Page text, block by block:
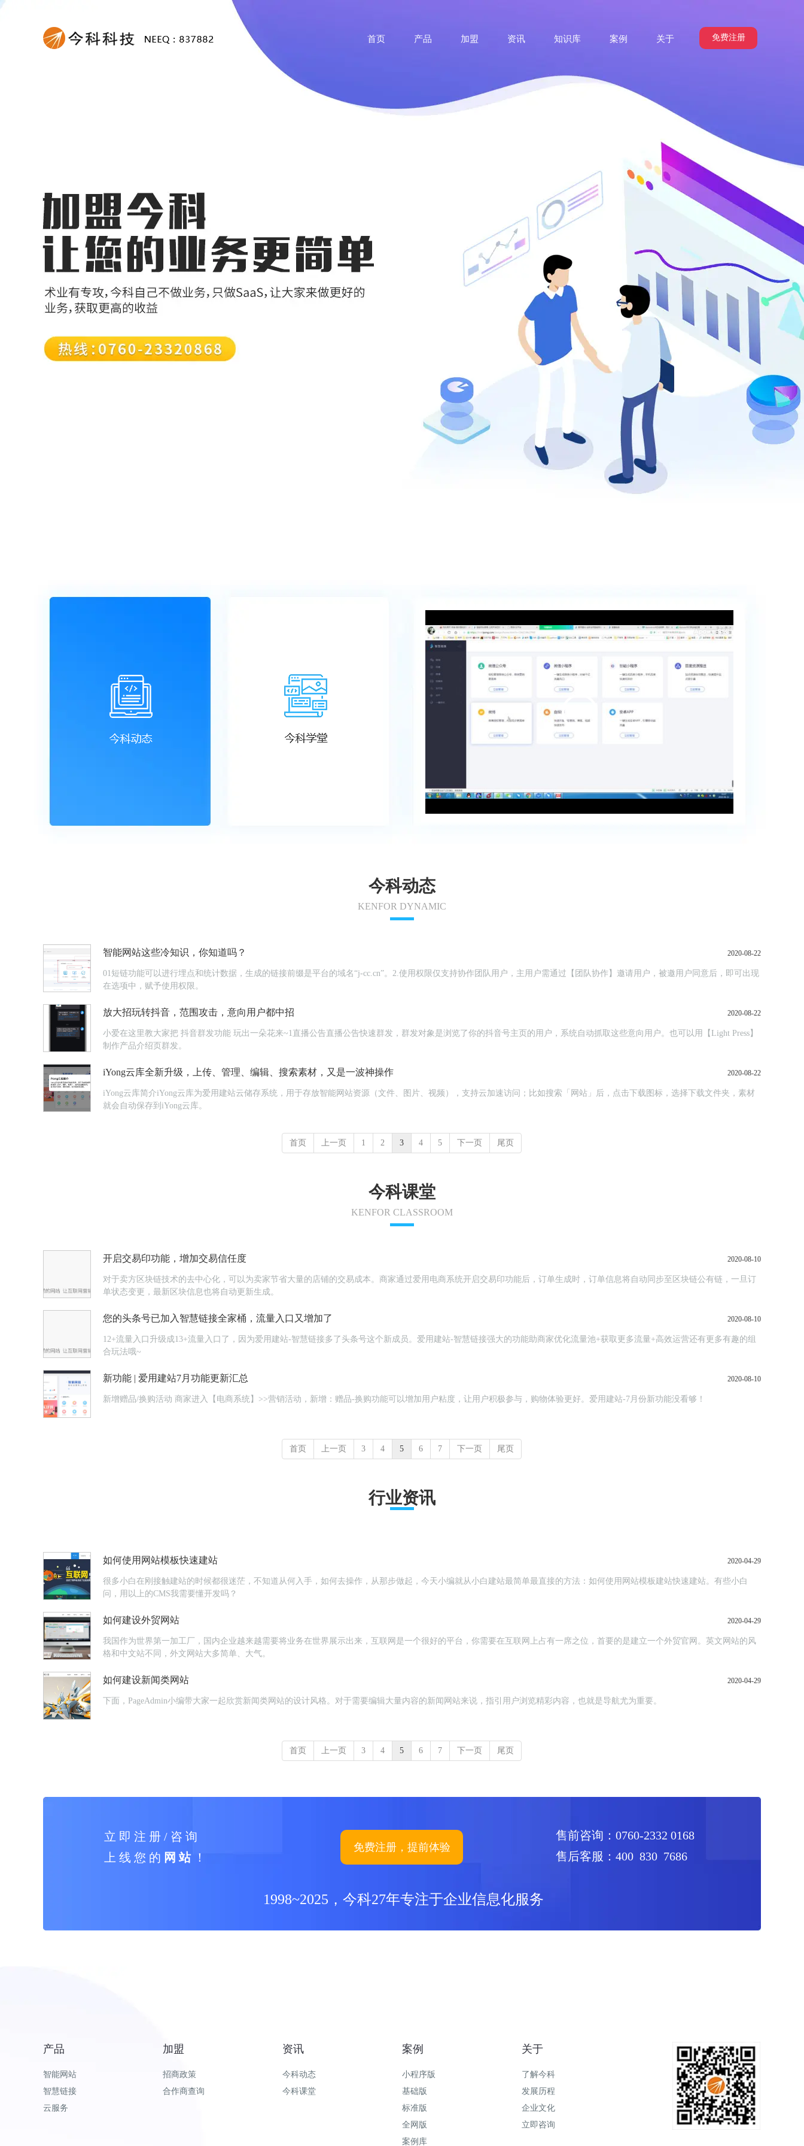
免费注册
首页 产品 加盟 资讯 知识库 案例 关于
今科动态
KENFOR DYNAMIC
智能网站这些冷知识，你知道吗？ 2020-08-22
01短链功能可以进行埋点和统计数据，生成的链接前缀是平台的域名“j-cc.cn”。2.使用权限仅支持协作团队用户，主用户需通过【团队协作】邀请用户，被邀用户同意后，即可出现
在选项中，赋予使用权限。
放大招玩转抖音，范围攻击，意向用户都中招 2020-08-22
小爱在这里教大家把 抖音群发功能 玩出一朵花来~1直播公告直播公告快速群发，群发对象是浏览了你的抖音号主页的用户，系统自动抓取这些意向用户。也可以用【Light Press】
制作产品介绍页群发。
iYong云库全新升级，上传、管理、编辑、搜索素材，又是一波神操作 2020-08-22
iYong云库简介iYong云库为爱用建站云储存系统，用于存放智能网站资源（文件、图片、视频），支持云加速访问；比如搜索「网站」后，点击下载图标，选择下载文件夹，素材
就会自动保存到iYong云库。
首页 上一页 1 2 3 4 5 下一页 尾页
今科课堂
KENFOR CLASSROOM
开启交易印功能，增加交易信任度 2020-08-10
对于卖方区块链技术的去中心化，可以为卖家节省大量的店铺的交易成本。商家通过爱用电商系统开启交易印功能后，订单生成时，订单信息将自动同步至区块链公有链，一旦订
单状态变更，最新区块信息也将自动更新生成。
您的头条号已加入智慧链接全家桶，流量入口又增加了 2020-08-10
12+流量入口升级成13+流量入口了，因为爱用建站-智慧链接多了头条号这个新成员。爱用建站-智慧链接强大的功能助商家优化流量池+获取更多流量+高效运营还有更多有趣的组
合玩法哦~
新功能 | 爱用建站7月功能更新汇总 2020-08-10
新增赠品/换购活动 商家进入【电商系统】>>营销活动，新增：赠品-换购功能可以增加用户粘度，让用户积极参与，购物体验更好。爱用建站-7月份新功能没看够！
首页 上一页 3 4 5 6 7 下一页 尾页
行业资讯
如何使用网站模板快速建站 2020-04-29
很多小白在刚接触建站的时候都很迷茫，不知道从何入手，如何去操作，从那步做起，今天小编就从小白建站最简单最直接的方法：如何使用网站模板建站快速建站。有些小白
问，用以上的CMS我需要懂开发吗？
如何建设外贸网站 2020-04-29
我国作为世界第一加工厂，国内企业越来越需要将业务在世界展示出来，互联网是一个很好的平台，你需要在互联网上占有一席之位，首要的是建立一个外贸官网。英文网站的风
格和中文站不同，外文网站大多简单、大气。
如何建设新闻类网站 2020-04-29
下面，PageAdmin小编带大家一起欣赏新闻类网站的设计风格。对于需要编辑大量内容的新闻网站来说，指引用户浏览精彩内容，也就是导航尤为重要。
首页 上一页 3 4 5 6 7 下一页 尾页
售前咨询：0760-2332 0168
售后客服：400 830 7686
1998~2025，今科27年专注于企业信息化服务
立 即 注 册 / 咨 询
上 线 您 的 网 站！
免费注册，提前体验
产品
智能网站
智慧链接
云服务
加盟
招商政策
合作商查询
资讯
今科动态
今科课堂
案例
小程序版
基础版
标准版
全网版
案例库
关于
了解今科
发展历程
企业文化
立即咨询